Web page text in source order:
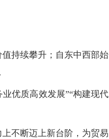
持续攀升；自东中西部始
优质高效发展”“构建现代
不断迈上新台阶，为贸易